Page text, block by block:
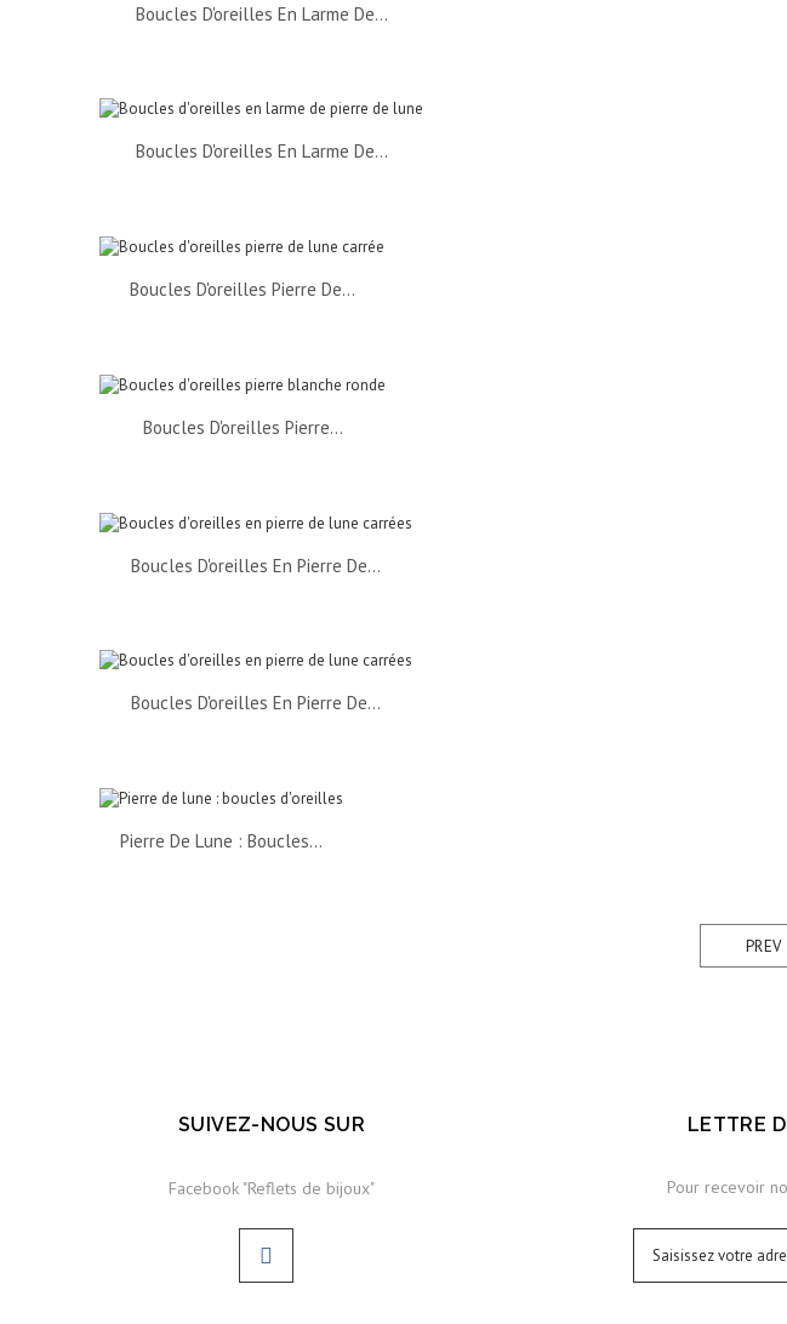
Boucles D'oreilles En Larme De...
Boucles D'oreilles En Larme De...
Boucles D'oreilles Pierre De...
Boucles D'oreilles Pierre...
Boucles D'oreilles En Pierre De...
Boucles D'oreilles En Pierre De...
Pierre De Lune : Boucles...
PREV
SUIVEZ-NOUS SUR
Facebook "Reflets de bijoux"
LETTRE
Pour recevoir